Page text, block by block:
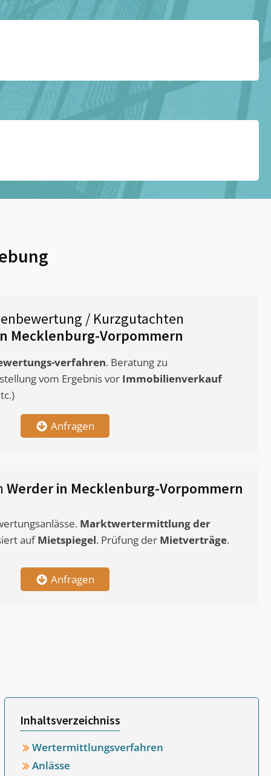
/ Kurzgutachten
Mecklenburg-Vorpommern
verfahren. Beratung zu
vom Ergebnis vor Immobilienverkauf
Anfragen
Werder in Mecklenburg-Vorpommern
Marktwertermittlungder
aufMietspiegel. Prüfung der Mietverträge.
Anfragen
Inhaltsverzeichniss
Wertermittlungsverfahren
Anlässe